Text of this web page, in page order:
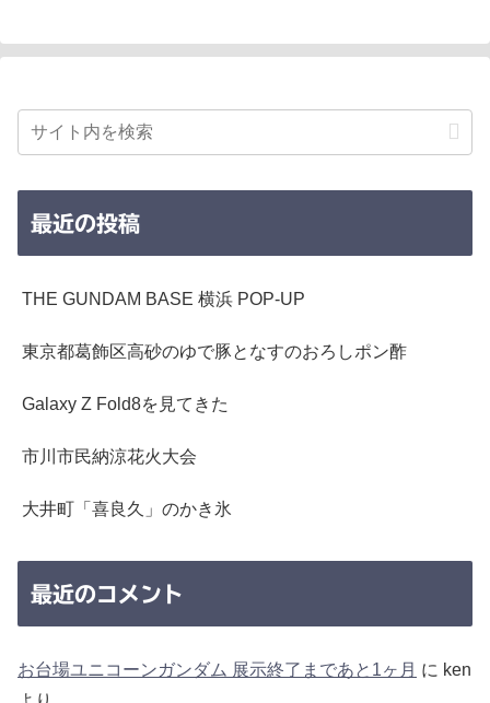
最近の投稿
THE GUNDAM BASE 横浜 POP-UP
東京都葛飾区高砂のゆで豚となすのおろしポン酢
Galaxy Z Fold8を見てきた
市川市民納涼花火大会
大井町「喜良久」のかき氷
最近のコメント
お台場ユニコーンガンダム 展示終了まであと1ヶ月 に ken